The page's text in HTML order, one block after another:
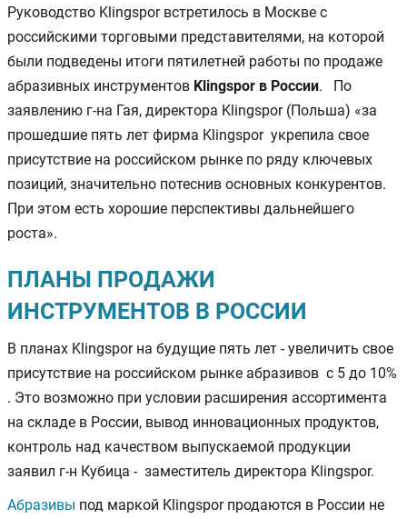
Руководство Klingspor встретилось в Москве с
российскими торговыми представителями, на которой
были подведены итоги пятилетней работы по продаже
абразивных инструментов Klingspor в России. По
заявлению г-на Гая, директора Klingspor (Польша) «за
прошедшие пять лет фирма Klingspor укрепила свое
присутствие на российском рынке по ряду ключевых
позиций, значительно потеснив основных конкурентов.
При этом есть хорошие перспективы дальнейшего
роста».
ПЛАНЫ ПРОДАЖИ
ИНСТРУМЕНТОВ В РОССИИ
В планах Klingspor на будущие пять лет - увеличить свое
присутствие на российском рынке абразивов с 5 до 10%
. Это возможно при условии расширения ассортимента
на складе в России, вывод инновационных продуктов,
контроль над качеством выпускаемой продукции
заявил г-н Кубица - заместитель директора Klingspor.
Абразивы под маркой Klingspor продаются в России не